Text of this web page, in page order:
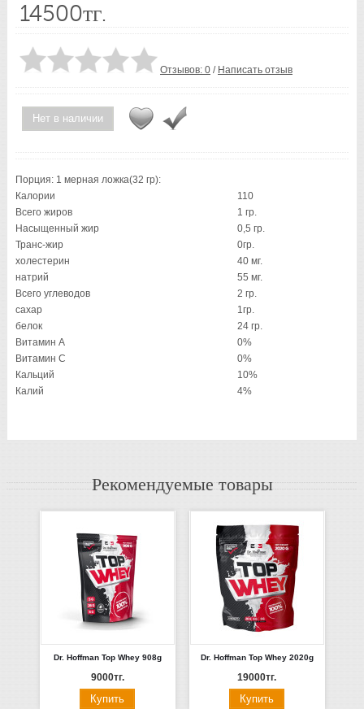
14500тг.
Отзывов: 0 / Написать отзыв
Нет в наличии
Порция: 1 мерная ложка(32 гр):
Калории
110
Всего жиров
1 гр.
Насыщенный жир
0,5 гр.
Транс-жир
0гр.
холестерин
40 мг.
натрий
55 мг.
Всего углеводов
2 гр.
сахар
1гр.
белок
24 гр.
Витамин А
0%
Витамин C
0%
Кальций
10%
Калий
4%
Рекомендуемые товары
Dr. Hoffman Top Whey 908g
9000тг.
Dr. Hoffman Top Whey 2020g
19000тг.